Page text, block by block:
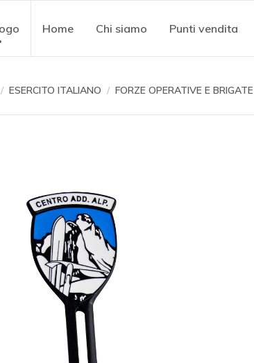
Home Chi siamo Punti vendita
ESERCITO ITALIANO FORZE OPERATIVE E BRIGATE